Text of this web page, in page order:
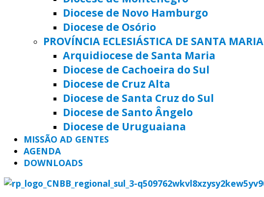
Diocese de Novo Hamburgo
Diocese de Osório
PROVÍNCIA ECLESIÁSTICA DE SANTA MARIA
Arquidiocese de Santa Maria
Diocese de Cachoeira do Sul
Diocese de Cruz Alta
Diocese de Santa Cruz do Sul
Diocese de Santo Ângelo
Diocese de Uruguaiana
MISSÃO AD GENTES
AGENDA
DOWNLOADS